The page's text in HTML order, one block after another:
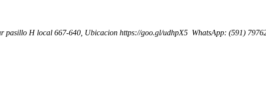
pasillo H local 667-640, Ubicacion https://goo.gl/udhpX5 WhatsApp: (591)